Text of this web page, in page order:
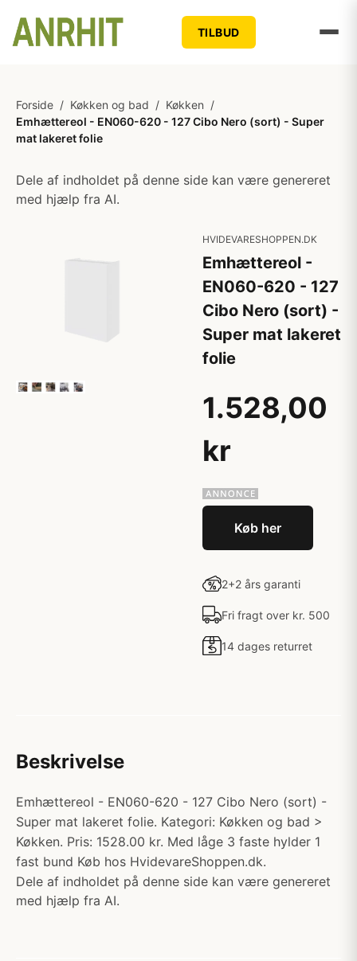
TILBUD
Forside / Køkken og bad / Køkken /
Emhættereol - EN060-620 - 127 Cibo Nero (sort) - Super
mat lakeret folie
Dele af indholdet på denne side kan være genereret
med hjælp fra AI.
HVIDEVARESHOPPEN.DK
Emhættereol -
EN060-620 - 127
Cibo Nero (sort) -
Super mat lakeret
folie
1.528,00
kr
Køb her
2+2 års garanti
Fri fragt over kr. 500
14 dages returret
Beskrivelse
Emhættereol - EN060-620 - 127 Cibo Nero (sort) -
Super mat lakeret folie. Kategori: Køkken og bad >
Køkken. Pris: 1528.00 kr. Med låge 3 faste hylder 1
fast bund Køb hos HvidevareShoppen.dk.
Dele af indholdet på denne side kan være genereret
med hjælp fra AI.